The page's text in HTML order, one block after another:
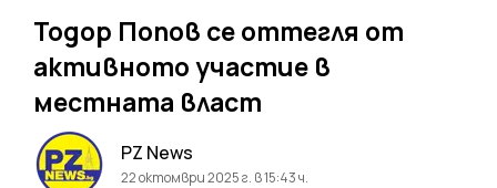
Тодор Попов се оттегля от
активното участие в
местната власт
PZ News
22 октомври 2025 г. в 15:43 ч.